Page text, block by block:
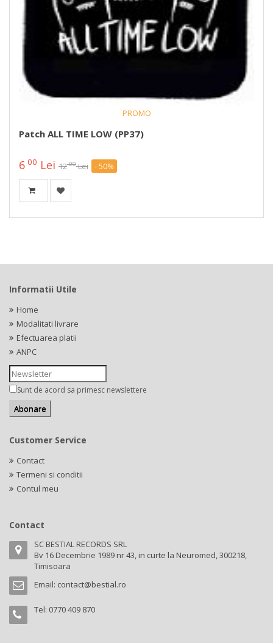
PROMO
Patch ALL TIME LOW (PP37)
6 00 Lei 1200 Lei - 50%
Informatii Utile
Home
Modalitati livrare
Efectuarea platii
ANPC
Sunt de acord sa primesc newslettere
Customer Service
Contact
Termeni si conditii
Contul meu
Contact
SC BESTIAL RECORDS SRL
Bv 16 Decembrie 1989 nr 43, in curte la Neuromed, 300218,
Timisoara
Email: contact@bestial.ro
Tel: 0770 409 870